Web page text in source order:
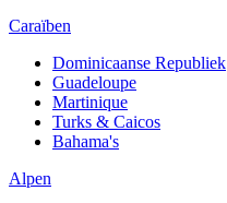
Caraïben
Dominicaanse Republiek
Guadeloupe
Martinique
Turks & Caicos
Bahama's
Alpen